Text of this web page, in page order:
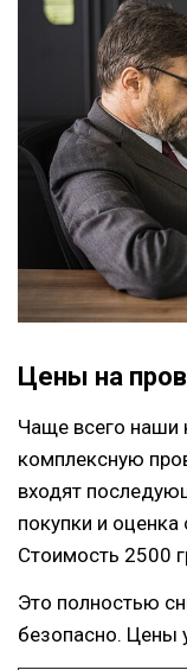
Цены на
Чаще всего наши
комплексную
входят
покупки и
Стоимость 2500
Это полностью
безопасно. Цены